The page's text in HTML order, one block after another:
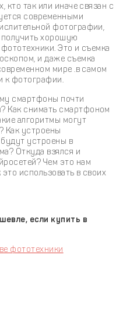
кто так или иначе связан с
современными
фотографии,
получить хорошую
Это и съемка
и даже съемка
мире .в самом
к фотографии.
смартфоны почти
Как снимать смартфоном
алгоритмы могут
Как устроены
устроены в
Откуда взялся и
Чем это нам
использовать в своих
если купить в
фототехники